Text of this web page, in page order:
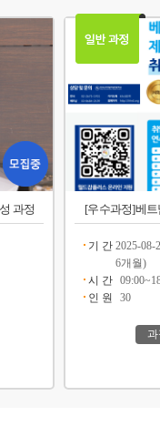
과정 [우수과정]베트
기 간 2025-08-
6개월)
시 간
인 원
30
과